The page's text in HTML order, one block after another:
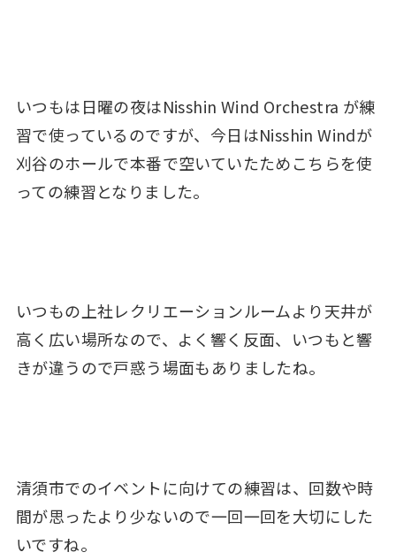
いつもは日曜の夜はNisshin Wind Orchestra が練
習で使っているのですが、今日はNisshin Windが
刈谷のホールで本番で空いていたためこちらを使
っての練習となりました。
いつもの上社レクリエーションルームより天井が
高く広い場所なので、よく響く反面、いつもと響
きが違うので戸惑う場面もありましたね。
清須市でのイベントに向けての練習は、回数や時
間が思ったより少ないので一回一回を大切にした
いですね。